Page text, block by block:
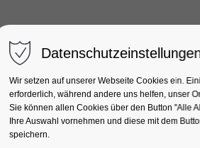
Unterkünfte
Wir setzen auf unserer Webseite Cookies ein.
erforderlich, während andere uns helfen, unser
Sie können allen Cookies über den Button "Alle
Ihre Auswahl vornehmen und diese mit dem
speichern.